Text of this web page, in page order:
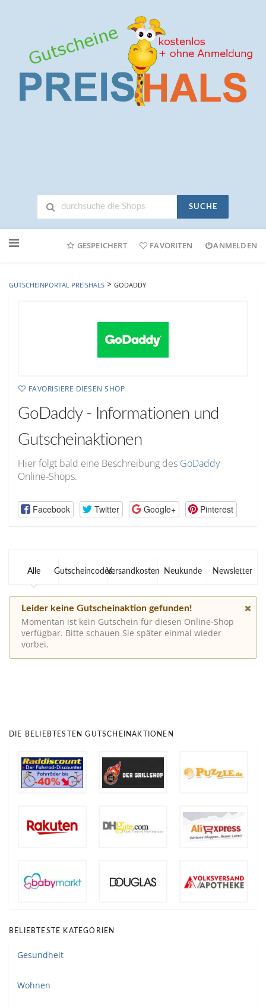
SUCHE
Online-
GESPEICHERT FAVORITEN ANMELDEN
GUTSCHEINPORTAL PREISHALS > GODADDY
FAVORISIERE DIESEN SHOP
GoDaddy - Informationen und
Gutscheinaktionen
Hier folgt bald eine Beschreibung des GoDaddy
Online-Shops.
Facebook Twitter Google+ Pinterest
Alle GutscheincodesVersandkosten Neukunde Newsletter
Leider keine Gutscheinaktion gefunden!
Momentan ist kein Gutschein für diesen Online-Shop
verfügbar. Bitte schauen Sie später einmal wieder
vorbei.
DIE BELIEBTESTEN GUTSCHEINAKTIONEN
BELIEBTESTE KATEGORIEN
Gesundheit
Wohnen